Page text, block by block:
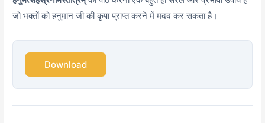
जो भक्तों को हनुमान जी की कृपा प्राप्त करने में मदद कर सकता है।
Download